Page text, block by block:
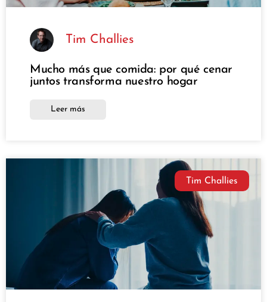
Tim Challies
Mucho más que comida: por qué cenar
juntos transforma nuestro hogar
Leer más
Tim Challies